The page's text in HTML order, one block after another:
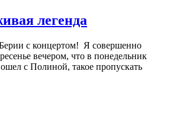
легенда
с концертом! Я совершенно
вечером, что в понедельник
с Полиной, такое пропускать